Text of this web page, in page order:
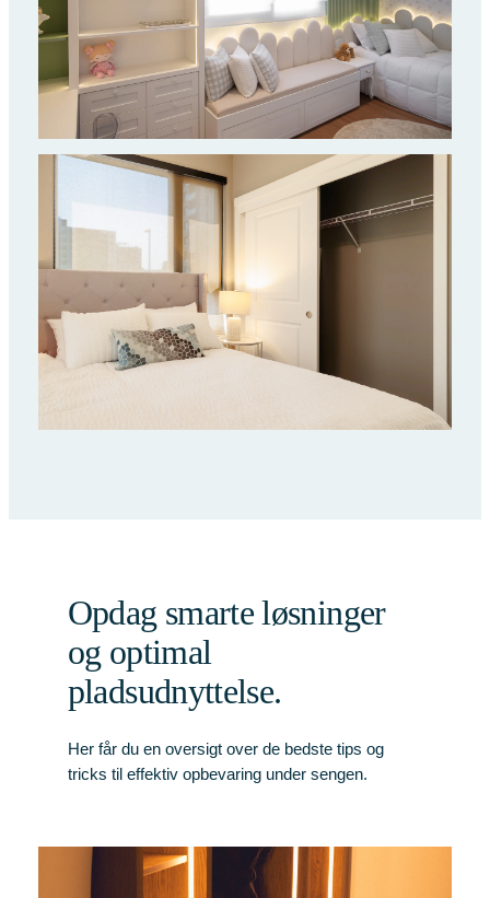
Opdag smarte løsninger
og optimal
pladsudnyttelse.
Her får du en oversigt over de bedste tips og
tricks til effektiv opbevaring under sengen.